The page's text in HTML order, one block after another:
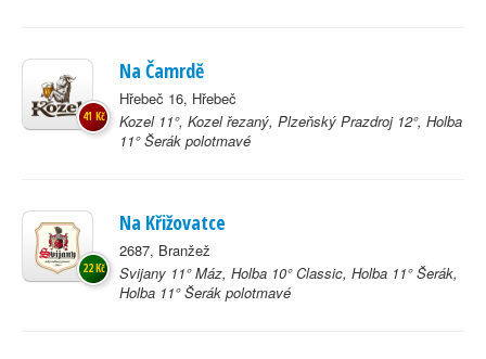
Na Čamrdě
Hřebeč 16, Hřebeč
Kozel 11°, Kozel řezaný, Plzeňský Prazdroj 12°, Holba
11° Šerák polotmavé
41 Kč
Na Křižovatce
2687, Branžež
Svijany 11° Máz, Holba 10° Classic, Holba 11° Šerák,
Holba 11° Šerák polotmavé
22 Kč